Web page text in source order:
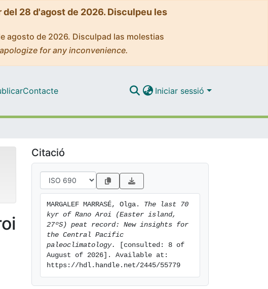
28 d'agost de 2026. Disculpeu les
agosto de 2026. Disculpad las molestias
for any inconvenience.
Contacte Iniciar sessió
Citació
MARGALEF MARRASÉ, Olga. The last 70
kyr of Rano Aroi (Easter island,
27ºS) peat record: New insights for
the Central Pacific
paleoclimatology.
[consulted: 8 of
August of 2026]. Available at:
https://hdl.handle.net/2445/55779